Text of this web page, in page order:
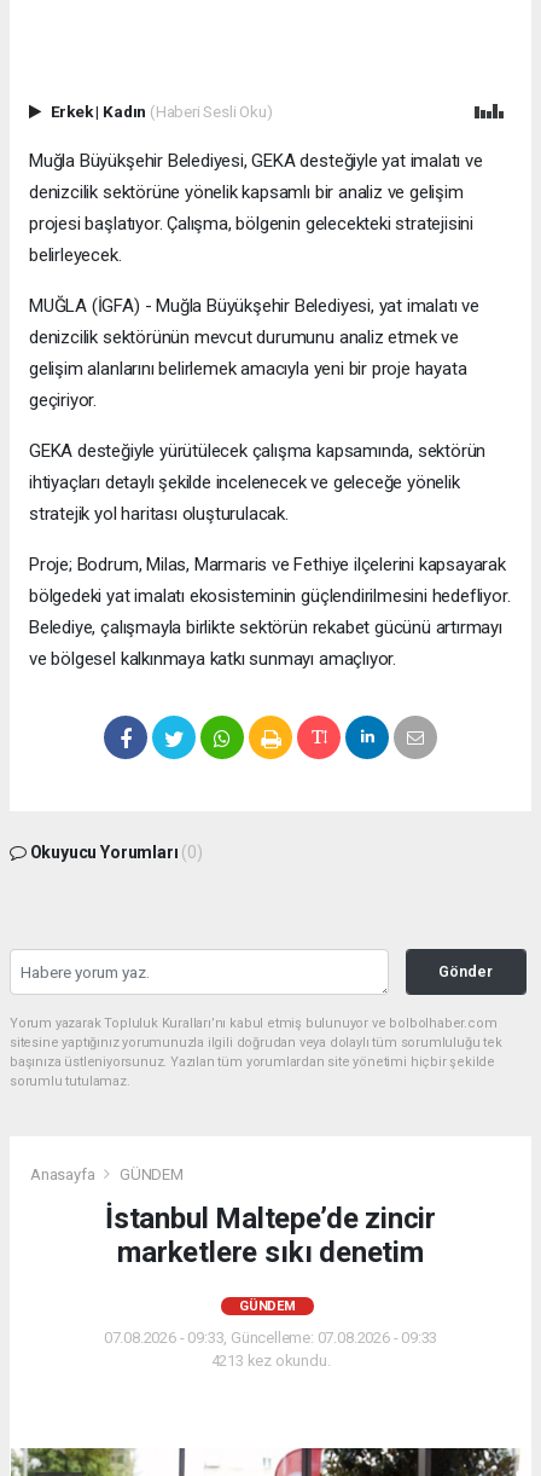
Erkek| Kadın (Haberi Sesli Oku)
Muğla Büyükşehir Belediyesi, GEKA desteğiyle yat imalatı ve
denizcilik sektörüne yönelik kapsamlı bir analiz ve gelişim
projesi başlatıyor. Çalışma, bölgenin gelecekteki stratejisini
belirleyecek.
MUĞLA (İGFA) - Muğla Büyükşehir Belediyesi, yat imalatı ve
denizcilik sektörünün mevcut durumunu analiz etmek ve
gelişim alanlarını belirlemek amacıyla yeni bir proje hayata
geçiriyor.
GEKA desteğiyle yürütülecek çalışma kapsamında, sektörün
ihtiyaçları detaylı şekilde incelenecek ve geleceğe yönelik
stratejik yol haritası oluşturulacak.
Proje; Bodrum, Milas, Marmaris ve Fethiye ilçelerini kapsayarak
bölgedeki yat imalatı ekosisteminin güçlendirilmesini hedefliyor.
Belediye, çalışmayla birlikte sektörün rekabet gücünü artırmayı
ve bölgesel kalkınmaya katkı sunmayı amaçlıyor.
Okuyucu Yorumları (0)
Gönder
Yorum yazarak Topluluk Kuralları’nı kabul etmiş bulunuyor ve bolbolhaber.com
sitesine yaptığınız yorumunuzla ilgili doğrudan veya dolaylı tüm sorumluluğu tek
başınıza üstleniyorsunuz. Yazılan tüm yorumlardan site yönetimi hiçbir şekilde
sorumlu tutulamaz.
Anasayfa GÜNDEM
İstanbul Maltepe’de zincir
marketlere sıkı denetim
GÜNDEM
07.08.2026 - 09:33, Güncelleme: 07.08.2026 - 09:33
4213 kez okundu.